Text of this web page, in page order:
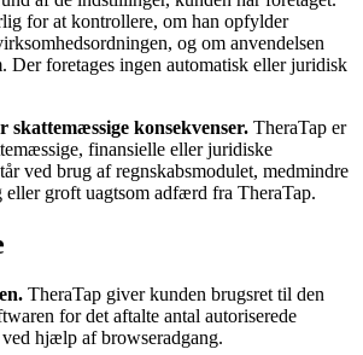
for at kontrollere, om han opfylder
og om anvendelsen
Der foretages ingen automatisk eller juridisk
skattemæssige konsekvenser. TheraTap er
finansielle eller juridiske
ved brug af regnskabsmodulet, medmindre
groft uagtsom adfærd fra TheraTap.
TheraTap giver kunden brugsret til den
for det aftalte antal autoriserede
hjælp af browseradgang.